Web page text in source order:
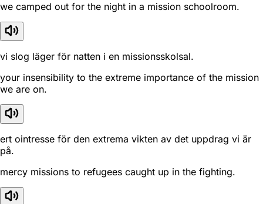
we camped out for the night in a mission schoolroom.
vi slog läger för natten i en missionsskolsal.
your insensibility to the extreme importance of the mission
we are on.
ert ointresse för den extrema vikten av det uppdrag vi är
på.
mercy missions to refugees caught up in the fighting.